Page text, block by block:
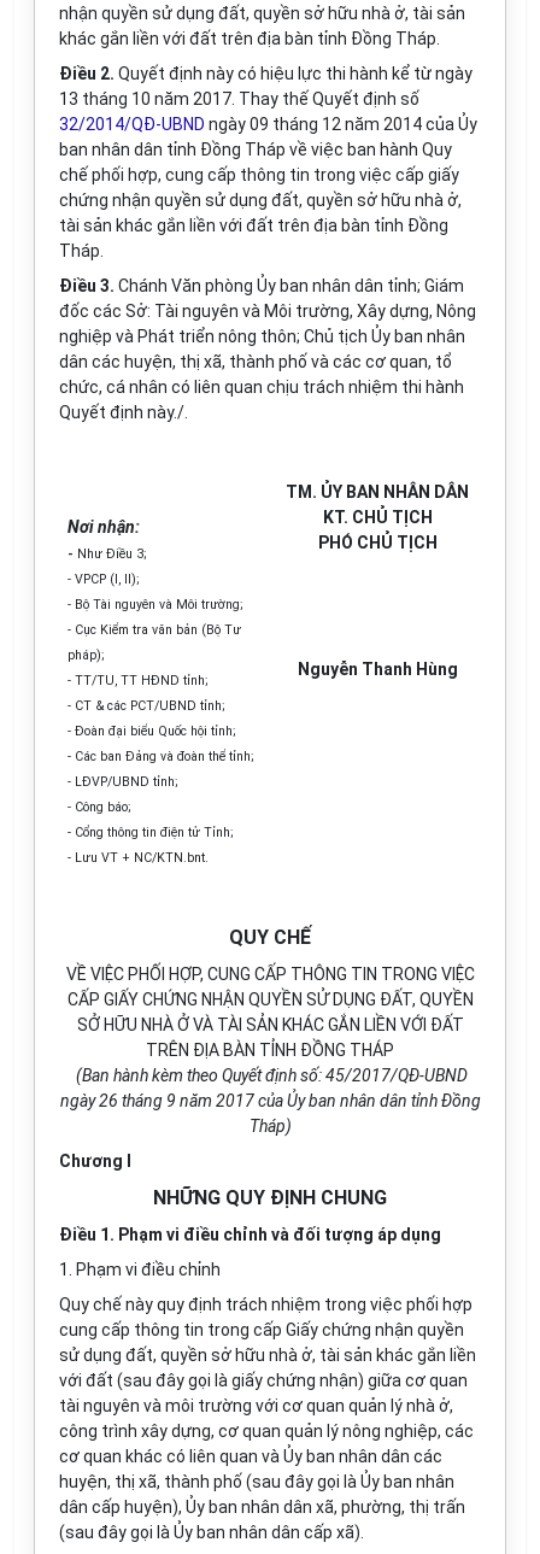
nhận quyền sử dụng đất, quyền sở hữu nhà ở, tài sản
khác gắn liền với đất trên địa bàn tỉnh Đồng Tháp.
Điều 2. Quyết định này có hiệu lực thi hành kể từ ngày
13 tháng 10 năm 2017. Thay thế Quyết định số
32/2014/QĐ-UBND ngày 09 tháng 12 năm 2014 của Ủy
ban nhân dân tỉnh Đồng Tháp về việc ban hành Quy
chế phối hợp, cung cấp thông tin trong việc cấp giấy
chứng nhận quyền sử dụng đất, quyền sở hữu nhà ở,
tài sản khác gắn liền với đất trên địa bàn tỉnh Đồng
Tháp.
Điều 3. Chánh Văn phòng Ủy ban nhân dân tỉnh; Giám
đốc các Sở: Tài nguyên và Môi trường, Xây dựng, Nông
nghiệp và Phát triển nông thôn; Chủ tịch Ủy ban nhân
dân các huyện, thị xã, thành phố và các cơ quan, tổ
chức, cá nhân có liên quan chịu trách nhiệm thi hành
Quyết định này./.
Nơi nhận:
- Như Điều 3;
- VPCP (I, II);
- Bộ Tài nguyên và Môi trường;
- Cục Kiểm tra văn bản (Bộ Tư
pháp);
- TT/TU, TT HĐND tỉnh;
- CT & các PCT/UBND tỉnh;
- Đoàn đại biểu Quốc hội tỉnh;
- Các ban Đảng và đoàn thể tỉnh;
- LĐVP/UBND tỉnh;
- Công báo;
- Cổng thông tin điện tử Tỉnh;
- Lưu VT + NC/KTN.bnt.
TM. ỦY BAN NHÂN DÂN
KT. CHỦ TỊCH
PHÓ CHỦ TỊCH
Nguyễn Thanh Hùng
QUY CHẾ
VỀ VIỆC PHỐI HỢP, CUNG CẤP THÔNG TIN TRONG VIỆC
CẤP GIẤY CHỨNG NHẬN QUYỀN SỬ DỤNG ĐẤT, QUYỀN
SỞ HỮU NHÀ Ở VÀ TÀI SẢN KHÁC GẮN LIỀN VỚI ĐẤT
TRÊN ĐỊA BÀN TỈNH ĐỒNG THÁP
(Ban hành kèm theo Quyết định số: 45/2017/QĐ-UBND
ngày 26 tháng 9 năm 2017 của Ủy ban nhân dân tỉnh Đồng
Tháp)
Chương I
NHỮNG QUY ĐỊNH CHUNG
Điều 1. Phạm vi điều chỉnh và đối tượng áp dụng
1. Phạm vi điều chỉnh
Quy chế này quy định trách nhiệm trong việc phối hợp
cung cấp thông tin trong cấp Giấy chứng nhận quyền
sử dụng đất, quyền sở hữu nhà ở, tài sản khác gắn liền
với đất (sau đây gọi là giấy chứng nhận) giữa cơ quan
tài nguyên và môi trường với cơ quan quản lý nhà ở,
công trình xây dựng, cơ quan quản lý nông nghiệp, các
cơ quan khác có liên quan và Ủy ban nhân dân các
huyện, thị xã, thành phố (sau đây gọi là Ủy ban nhân
dân cấp huyện), Ủy ban nhân dân xã, phường, thị trấn
(sau đây gọi là Ủy ban nhân dân cấp xã).